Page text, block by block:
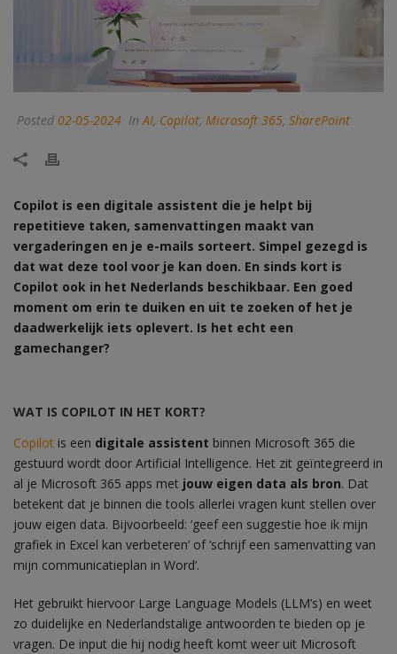
Posted 02-05-2024 In AI, Copilot, Microsoft 365, SharePoint
Copilot is een digitale assistent die je helpt bij
repetitieve taken, samenvattingen maakt van
vergaderingen en je e-mails sorteert. Simpel gezegd is
dat wat deze tool voor je kan doen. En sinds kort is
Copilot ook in het Nederlands beschikbaar. Een goed
moment om erin te duiken en uit te zoeken of het je
daadwerkelijk iets oplevert. Is het echt een
gamechanger?
WAT IS COPILOT IN HET KORT?
Copilot is een digitale assistent binnen Microsoft 365 die
gestuurd wordt door Artificial Intelligence. Het zit geïntegreerd in
al je Microsoft 365 apps met jouw eigen data als bron. Dat
betekent dat je binnen die tools allerlei vragen kunt stellen over
jouw eigen data. Bijvoorbeeld: ‘geef een suggestie hoe ik mijn
grafiek in Excel kan verbeteren’ of ‘schrijf een samenvatting van
mijn communicatieplan in Word’.
Het gebruikt hiervoor Large Language Models (LLM’s) en weet
zo duidelijke en Nederlandstalige antwoorden te bieden op je
vragen. De input die hij nodig heeft komt weer uit Microsoft